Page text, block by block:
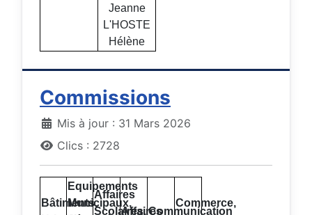
Jeanne
L'HOSTE
Hélène
Commissions
DétailsMis à jour : 31 Mars 2026
Clics : 2728
Bâtiments,
Equipements
Municipaux,
Affaires
Scolaires,
AffairesCommunication
Commerce,